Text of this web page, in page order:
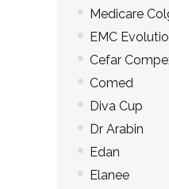
Medicare
EMC
Cefar
Comed
Diva Cup
Dr Arabin
Edan
Elanee